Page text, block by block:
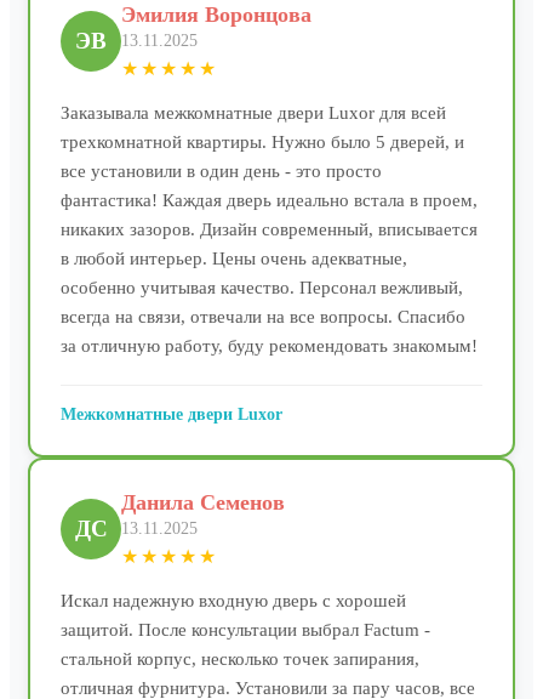
ЭВ
Эмилия Воронцова
13.11.2025
★★★★★
Заказывала межкомнатные двери Luxor для всей
трехкомнатной квартиры. Нужно было 5 дверей, и
все установили в один день - это просто
фантастика! Каждая дверь идеально встала в проем,
никаких зазоров. Дизайн современный, вписывается
в любой интерьер. Цены очень адекватные,
особенно учитывая качество. Персонал вежливый,
всегда на связи, отвечали на все вопросы. Спасибо
за отличную работу, буду рекомендовать знакомым!
Межкомнатные двери Luxor
ДС
Данила Семенов
13.11.2025
★★★★★
Искал надежную входную дверь с хорошей
защитой. После консультации выбрал Factum -
стальной корпус, несколько точек запирания,
отличная фурнитура. Установили за пару часов, все